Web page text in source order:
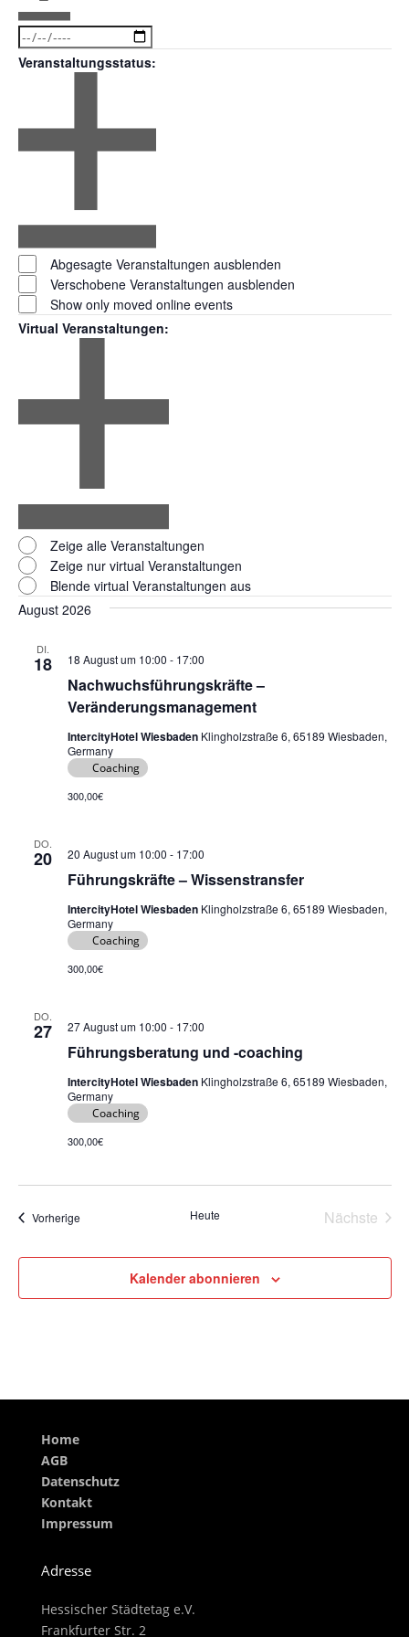
Open
filterClose
filter
Date
To
Veranstaltungsstatus:
Open
filter
Close
filter
Veranstaltungsstatus
Abgesagte Veranstaltungen ausblenden
Verschobene Veranstaltungen ausblenden
Show only moved online events
Virtual Veranstaltungen:
Open
Close
filter
Virtual
Veranstaltungen
Zeige alle Veranstaltungen
Zeige nur virtual Veranstaltungen
Blende virtual Veranstaltungen aus
August 2026
DI.
18
Nachwuchsführungskräfte –
Veränderungsmanagement
18 August um 10:00 - 17:00
IntercityHotel Wiesbaden Klingholzstraße 6, 65189 Wiesbaden,
Germany
Coaching
300,00€
DO.
20
Führungskräfte – Wissenstransfer
20 August um 10:00 - 17:00
IntercityHotel Wiesbaden Klingholzstraße 6, 65189 Wiesbaden,
Germany
Coaching
300,00€
DO.
27
Führungsberatung und -coaching
27 August um 10:00 - 17:00
IntercityHotel Wiesbaden Klingholzstraße 6, 65189 Wiesbaden,
Germany
Coaching
300,00€
VorherigeVeranstaltungen Heute
Nächste
Kalender abonnieren
Home
AGB
Datenschutz
Kontakt
Impressum
Adresse
Hessischer Städtetag e.V.
Frankfurter Str. 2